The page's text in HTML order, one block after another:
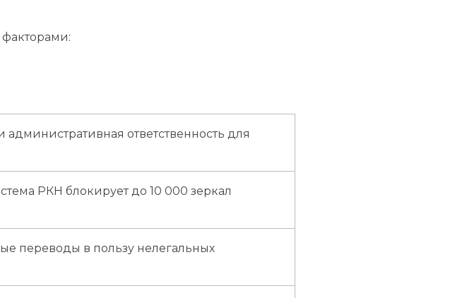
ответственность для
РКН блокирует до 10 000 зеркал
переводы в пользу нелегальных